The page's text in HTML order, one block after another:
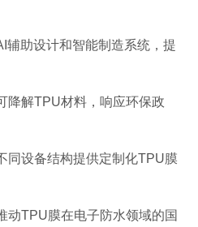
辅助设计和智能制造系统，提
降解TPU材料，响应环保政
同设备结构提供定制化TPU膜
动TPU膜在电子防水领域的国